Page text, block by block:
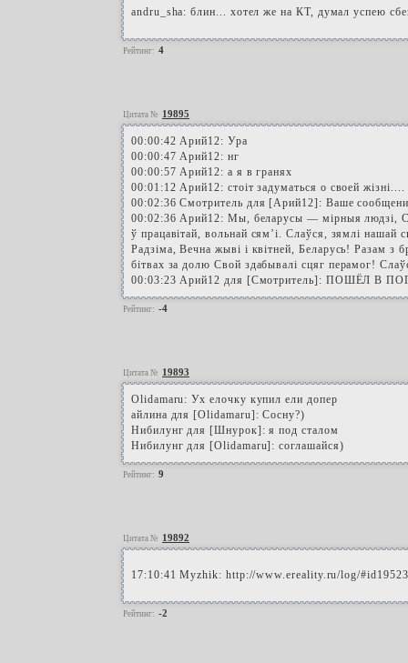
andru_sha: блин... хотел же на КТ, думал успею
Рейтинг: 4
Цитата № 19895
00:00:42 Арий12: Ура
00:00:47 Арий12: нг
00:00:57 Арий12: а я в гранях
00:01:12 Арий12: стоіт задуматься о своей жізні....
00:02:36 Смотритель для [Арий12]: Ваше
00:02:36 Арий12: Мы, беларусы — мірныя людзі,
ў працавітай, вольнай сям’і. Слаўся, зямлі
Радзіма, Вечна жыві і квітней, Беларусь! Разам з
бітвах за долю Свой здабывалі сцяг перамог!
00:03:23 Арий12 для [Смотритель]: ПОШЁЛ В
Рейтинг: -4
Цитата № 19893
Olidamaru: Ух елочку купил ели допер
айлина для [Olidamaru]: Сосну?)
Нибилунг для [Шнурок]: я под сталом
Нибилунг для [Olidamaru]: соглашайся)
Рейтинг: 9
Цитата № 19892
17:10:41 Myzhik: http://www.ereality.ru/log/
Рейтинг: -2